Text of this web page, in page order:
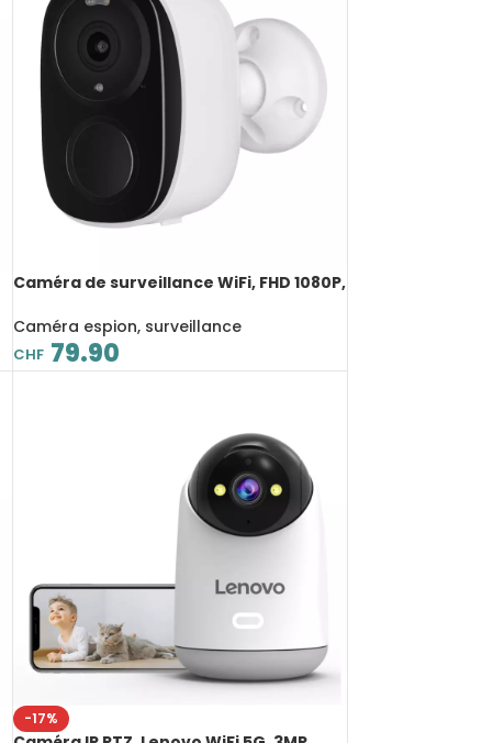
Caméra de surveillance WiFi, FHD 1080P,
sécurité extérieur et intérieur
Caméra espion, surveillance
CHF 79.90
-17%